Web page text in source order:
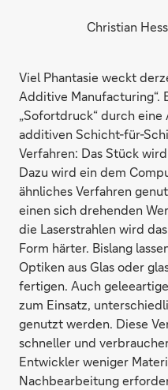
Christian
Viel Phantasie weckt
Additive Manufacturing“.
„Sofortdruck“ durch
additiven Schicht-für-
Verfahren: Das Stück
Dazu wird ein dem
ähnliches Verfahren
einen sich drehenden
die Laserstrahlen wird
Form härter. Bislang
Optiken aus Glas oder
fertigen. Auch
zum Einsatz,
genutzt werden. Diese
schneller und
Entwickler weniger
Nachbearbeitung